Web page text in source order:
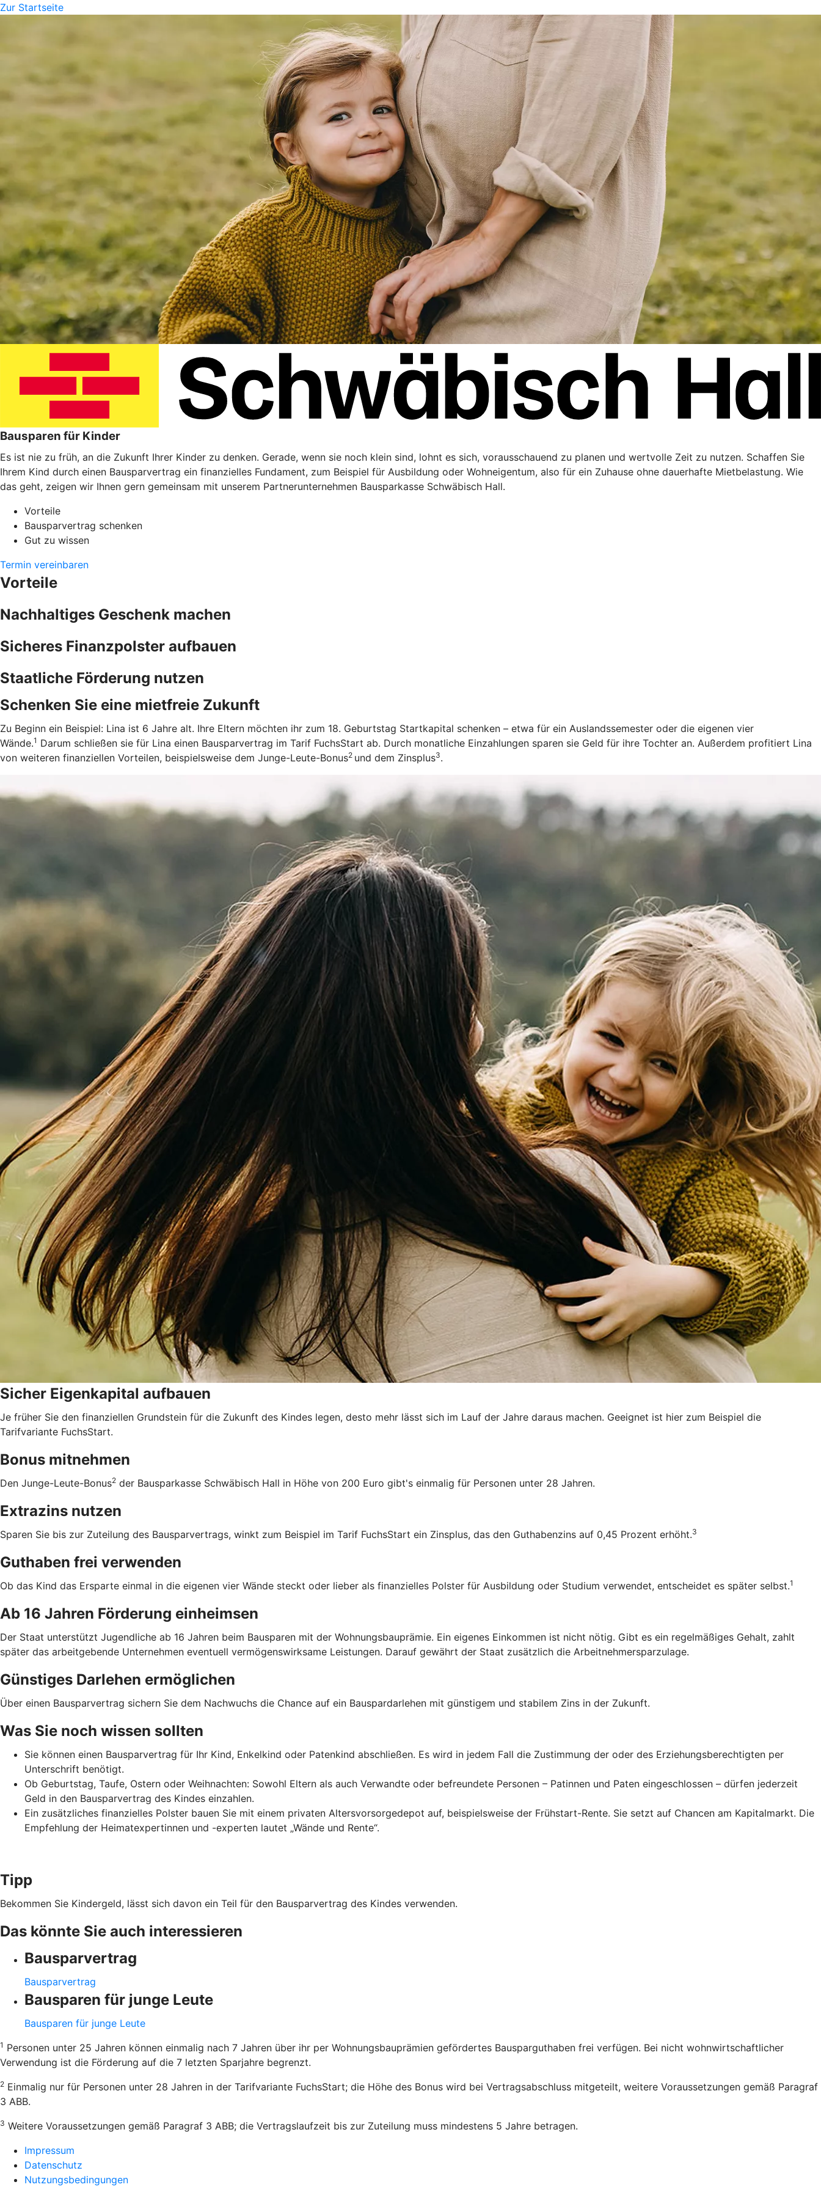
Zur Startseite
Bausparen für Kinder
Es ist nie zu früh, an die Zukunft Ihrer Kinder zu denken. Gerade, wenn sie noch klein sind, lohnt es sich, vorausschauend zu planen und wertvolle Zeit zu nutzen. Schaffen Sie
Ihrem Kind durch einen Bausparvertrag ein finanzielles Fundament, zum Beispiel für Ausbildung oder Wohneigentum, also für ein Zuhause ohne dauerhafte Mietbelastung. Wie
das geht, zeigen wir Ihnen gern gemeinsam mit unserem Partnerunternehmen Bausparkasse Schwäbisch Hall.
Vorteile
Bausparvertrag schenken
Gut zu wissen
Termin vereinbaren
Vorteile
Nachhaltiges Geschenk machen
Sicheres Finanzpolster aufbauen
Staatliche Förderung nutzen
Schenken Sie eine mietfreie Zukunft
Zu Beginn ein Beispiel: Lina ist 6 Jahre alt. Ihre Eltern möchten ihr zum 18. Geburtstag Startkapital schenken – etwa für ein Auslandssemester oder die eigenen vier
Wände.1 Darum schließen sie für Lina einen Bausparvertrag im Tarif FuchsStart ab. Durch monatliche Einzahlungen sparen sie Geld für ihre Tochter an. Außerdem profitiert Lina
von weiteren finanziellen Vorteilen, beispielsweise dem Junge-Leute-Bonus2 und dem Zinsplus3.
Sicher Eigenkapital aufbauen
Je früher Sie den finanziellen Grundstein für die Zukunft des Kindes legen, desto mehr lässt sich im Lauf der Jahre daraus machen. Geeignet ist hier zum Beispiel die
Tarifvariante FuchsStart.
Bonus mitnehmen
Den Junge-Leute-Bonus2 der Bausparkasse Schwäbisch Hall in Höhe von 200 Euro gibt's einmalig für Personen unter 28 Jahren.
Extrazins nutzen
Sparen Sie bis zur Zuteilung des Bausparvertrags, winkt zum Beispiel im Tarif FuchsStart ein Zinsplus, das den Guthabenzins auf 0,45 Prozent erhöht.3
Guthaben frei verwenden
Ob das Kind das Ersparte einmal in die eigenen vier Wände steckt oder lieber als finanzielles Polster für Ausbildung oder Studium verwendet, entscheidet es später selbst.1
Ab 16 Jahren Förderung einheimsen
Der Staat unterstützt Jugendliche ab 16 Jahren beim Bausparen mit der Wohnungsbauprämie. Ein eigenes Einkommen ist nicht nötig. Gibt es ein regelmäßiges Gehalt, zahlt
später das arbeitgebende Unternehmen eventuell vermögenswirksame Leistungen. Darauf gewährt der Staat zusätzlich die Arbeitnehmer­spar­zulage.
Günstiges Darlehen ermöglichen
Über einen Bausparvertrag sichern Sie dem Nachwuchs die Chance auf ein Bauspardarlehen mit günstigem und stabilem Zins in der Zukunft.
Was Sie noch wissen sollten
Sie können einen Bausparvertrag für Ihr Kind, Enkelkind oder Patenkind abschließen. Es wird in jedem Fall die Zustimmung der oder des Erziehungsberechtigten per
Unterschrift benötigt.
Ob Geburtstag, Taufe, Ostern oder Weihnachten: Sowohl Eltern als auch Verwandte oder befreundete Personen – Patinnen und Paten eingeschlossen – dürfen jederzeit
Geld in den Bausparvertrag des Kindes einzahlen.
Ein zusätzliches finanzielles Polster bauen Sie mit einem privaten Altersvorsorgedepot auf, beispielsweise der Frühstart-Rente. Sie setzt auf Chancen am Kapitalmarkt. Die
Empfehlung der Heimatexpertinnen und -experten lautet „Wände und Rente“.
Tipp
Bekommen Sie Kindergeld, lässt sich davon ein Teil für den Bausparvertrag des Kindes verwenden.
Das könnte Sie auch interessieren
Bausparvertrag
Bausparvertrag
Bausparen für junge Leute
Bausparen für junge Leute
1 Personen unter 25 Jahren können einmalig nach 7 Jahren über ihr per Wohnungsbauprämien gefördertes Bausparguthaben frei verfügen. Bei nicht wohnwirtschaftlicher
Verwendung ist die Förderung auf die 7 letzten Sparjahre begrenzt.
2 Einmalig nur für Personen unter 28 Jahren in der Tarifvariante FuchsStart; die Höhe des Bonus wird bei Vertragsabschluss mitgeteilt, weitere Voraussetzungen gemäß Paragraf
3 ABB.
3 Weitere Voraussetzungen gemäß Paragraf 3 ABB; die Vertragslaufzeit bis zur Zuteilung muss mindestens 5 Jahre betragen.
Impressum
Datenschutz
Nutzungsbedingungen